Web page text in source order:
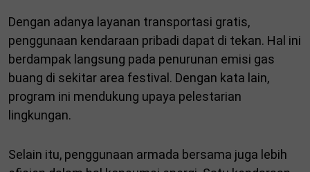
Dengan adanya layanan transportasi gratis,
penggunaan kendaraan pribadi dapat di tekan. Hal ini
berdampak langsung pada penurunan emisi gas
buang di sekitar area festival. Dengan kata lain,
program ini mendukung upaya pelestarian
lingkungan.
Selain itu, penggunaan armada bersama juga lebih